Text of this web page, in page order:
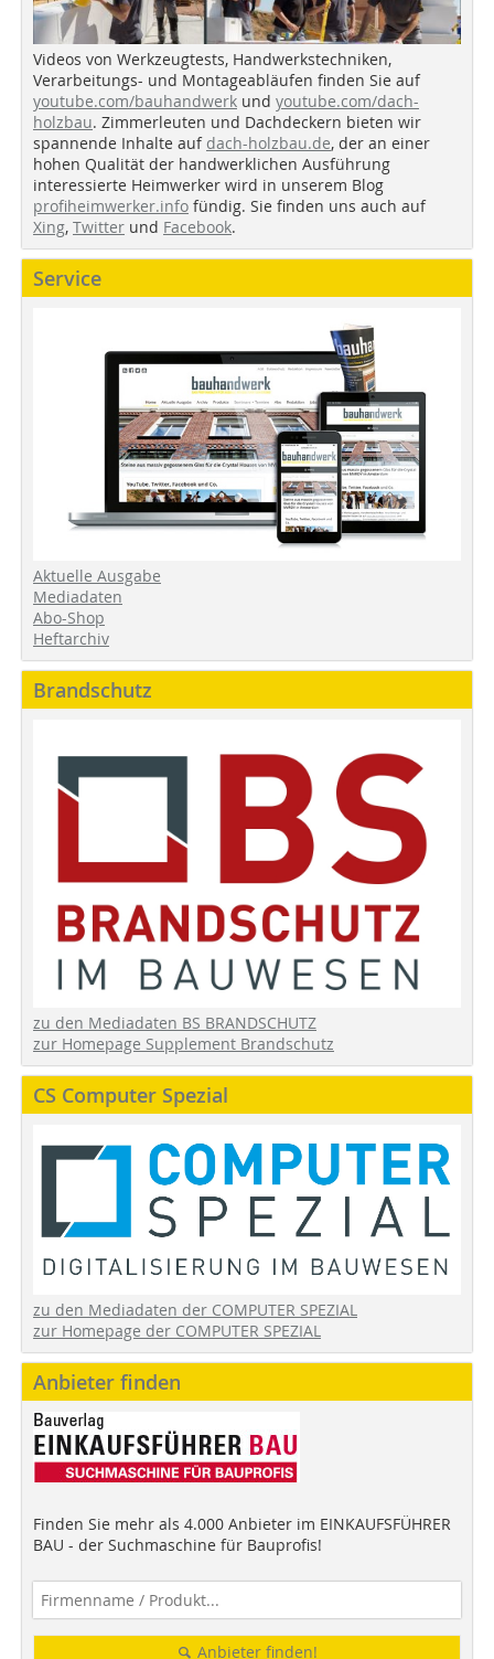
Videos von Werkzeugtests, Handwerkstechniken,
Verarbeitungs- und Montageabläufen finden Sie auf
youtube.com/bauhandwerk und youtube.com/dach-
holzbau. Zimmerleuten und Dachdeckern bieten wir
spannende Inhalte auf dach-holzbau.de, der an einer
hohen Qualität der handwerklichen Ausführung
interessierte Heimwerker wird in unserem Blog
profiheimwerker.info fündig. Sie finden uns auch auf
Xing, Twitter und Facebook.
Service
Aktuelle Ausgabe
Mediadaten
Abo-Shop
Heftarchiv
Brandschutz
zu den Mediadaten BS BRANDSCHUTZ
zur Homepage Supplement Brandschutz
CS Computer Spezial
zu den Mediadaten der COMPUTER SPEZIAL
zur Homepage der COMPUTER SPEZIAL
Anbieter finden
Finden Sie mehr als 4.000 Anbieter im EINKAUFSFÜHRER
BAU - der Suchmaschine für Bauprofis!
Anbieter finden!